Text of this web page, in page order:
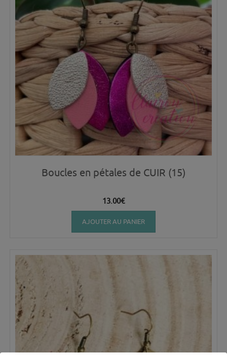
Boucles en pétales de CUIR (15)
13.00€
AJOUTER AU PANIER